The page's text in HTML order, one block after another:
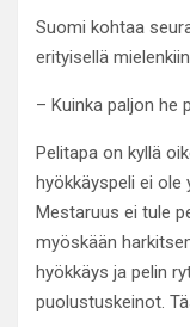
Suomi kohtaa
erityisellä
– Kuinka paljon he
Pelitapa on kyllä
hyökkäyspeli ei
Mestaruus ei tule
myöskään
hyökkäys ja pelin
puolustuskeinot.